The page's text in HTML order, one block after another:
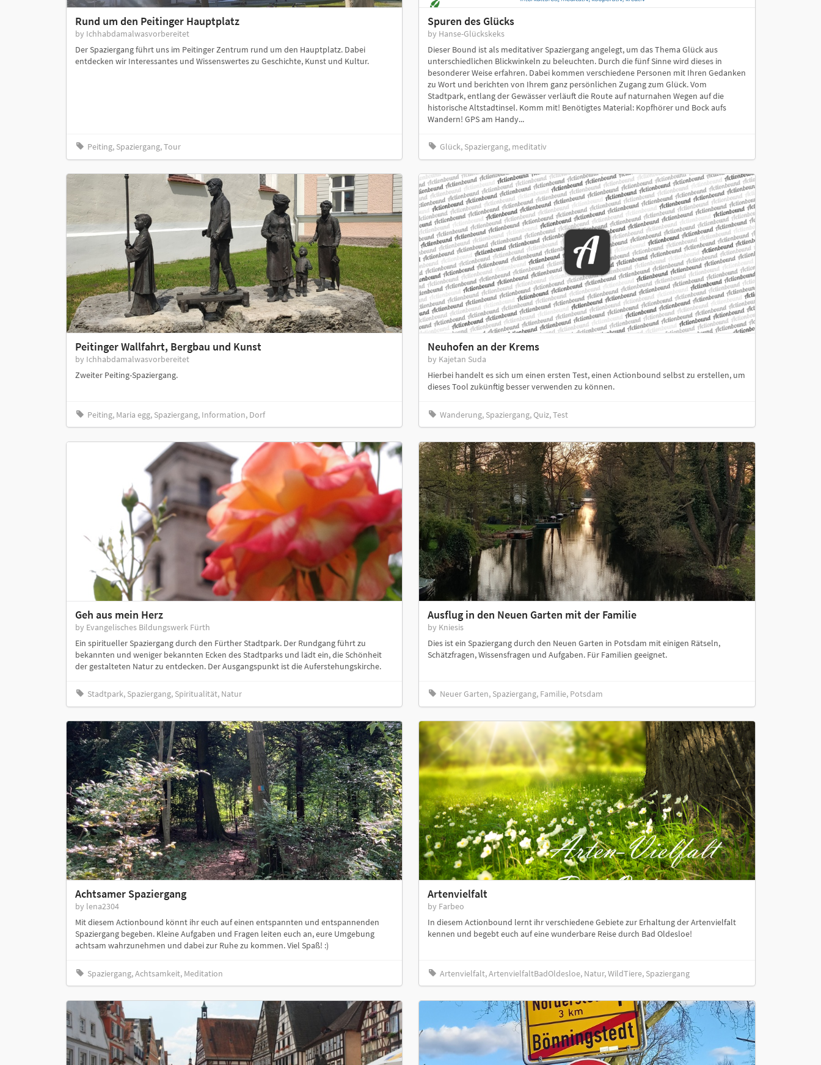
Rund um den Peitinger Hauptplatz
by Ichhabdamalwasvorbereitet
Der Spaziergang führt uns im Peitinger Zentrum rund um den Hauptplatz. Dabei
entdecken wir Interessantes und Wissenswertes zu Geschichte, Kunst und Kultur.
Peiting, Spaziergang, Tour
Spuren des Glücks
by Hanse-Glückskeks
Dieser Bound ist als meditativer Spaziergang angelegt, um das Thema Glück aus
unterschiedlichen Blickwinkeln zu beleuchten. Durch die fünf Sinne wird dieses in
besonderer Weise erfahren. Dabei kommen verschiedene Personen mit Ihren Gedanken
zu Wort und berichten von Ihrem ganz persönlichen Zugang zum Glück. Vom
Stadtpark, entlang der Gewässer verläuft die Route auf naturnahen Wegen auf die
historische Altstadtinsel. Komm mit! Benötigtes Material: Kopfhörer und Bock aufs
Wandern! GPS am Handy...
Glück, Spaziergang, meditativ
Peitinger Wallfahrt, Bergbau und Kunst
by Ichhabdamalwasvorbereitet
Zweiter Peiting-Spaziergang.
Peiting, Maria egg, Spaziergang, Information, Dorf
Neuhofen an der Krems
by Kajetan Suda
Hierbei handelt es sich um einen ersten Test, einen Actionbound selbst zu erstellen, um
dieses Tool zukünftig besser verwenden zu können.
Wanderung, Spaziergang, Quiz, Test
Geh aus mein Herz
by Evangelisches Bildungswerk Fürth
Ein spiritueller Spaziergang durch den Fürther Stadtpark. Der Rundgang führt zu
bekannten und weniger bekannten Ecken des Stadtparks und lädt ein, die Schönheit
der gestalteten Natur zu entdecken. Der Ausgangspunkt ist die Auferstehungskirche.
Stadtpark, Spaziergang, Spiritualität, Natur
Ausflug in den Neuen Garten mit der Familie
by Kniesis
Dies ist ein Spaziergang durch den Neuen Garten in Potsdam mit einigen Rätseln,
Schätzfragen, Wissensfragen und Aufgaben. Für Familien geeignet.
Neuer Garten, Spaziergang, Familie, Potsdam
Achtsamer Spaziergang
by lena2304
Mit diesem Actionbound könnt ihr euch auf einen entspannten und entspannenden
Spaziergang begeben. Kleine Aufgaben und Fragen leiten euch an, eure Umgebung
achtsam wahrzunehmen und dabei zur Ruhe zu kommen. Viel Spaß! :)
Spaziergang, Achtsamkeit, Meditation
Artenvielfalt
by Farbeo
In diesem Actionbound lernt ihr verschiedene Gebiete zur Erhaltung der Artenvielfalt
kennen und begebt euch auf eine wunderbare Reise durch Bad Oldesloe!
Artenvielfalt, ArtenvielfaltBadOldesloe, Natur, WildTiere, Spaziergang